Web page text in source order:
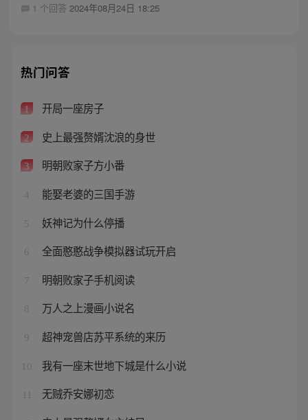
1 个回答 2024年08月24日 18:25
热门问答
1 开局一座房子
2 史上最强赘婿沈浪的身世
3 明朝败家子方小番
4 能娶老婆的三国手游
5 妖神记为什么停播
6 全面憨憨战争模拟器试玩开启
7 明朝败家子手机阅读
8 万人之上漫画小说名
9 超神宠兽店苏平系统的来历
10 我有一座末世地下城是什么小说
无贼乔安娜初恋